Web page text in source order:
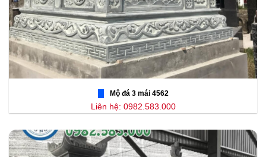
Mộ đá 3 mái 4562
Liên hệ: 0982.583.000